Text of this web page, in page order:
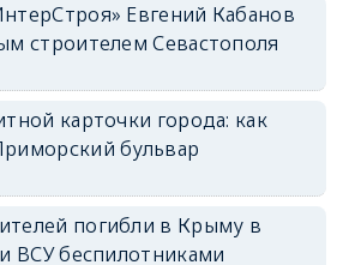
Евгений Кабанов
строителем Севастополя
карточки города: как
бульвар
погибли в Крыму в
ВСУ беспилотниками